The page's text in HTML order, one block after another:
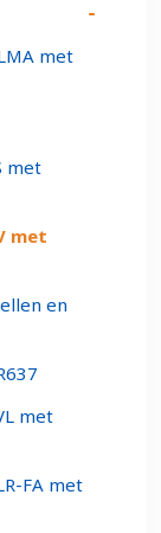
met
met
met
en
met
FA met